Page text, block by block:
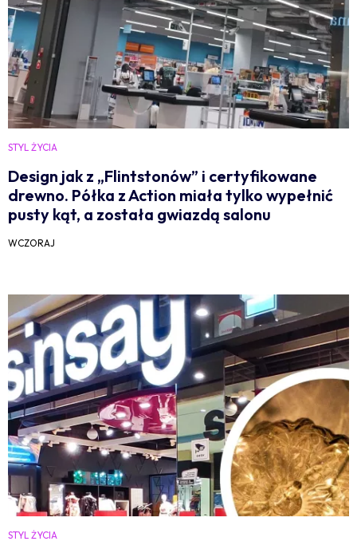
STYL ŻYCIA
Design jak z „Flintstonów” i certyfikowane
drewno. Półka z Action miała tylko wypełnić
pusty kąt, a została gwiazdą salonu
WCZORAJ
STYL ŻYCIA